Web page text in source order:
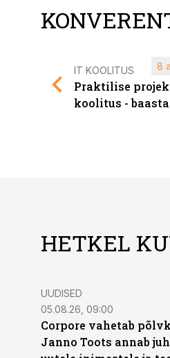
IT KOOLITUS
Praktilise
koolitus -
8
HETKEL
UUDISED
05.08.26, 09:00
Corpore vahetab
Janno Toots annab